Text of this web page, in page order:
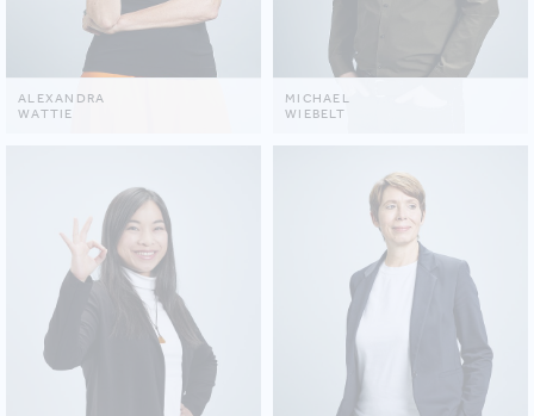
ALEXANDRA
WATTIE
MICHAEL
WIEBELT